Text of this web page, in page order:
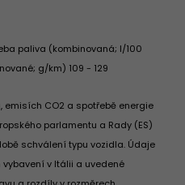
paliva (kombinovaná; l/100
g/km) 109 - 129
emisích CO2 a spotřebě energie
parlamentu a Rady (ES)
schválení typu vozidla. Údaje
v Itálii a uvedené